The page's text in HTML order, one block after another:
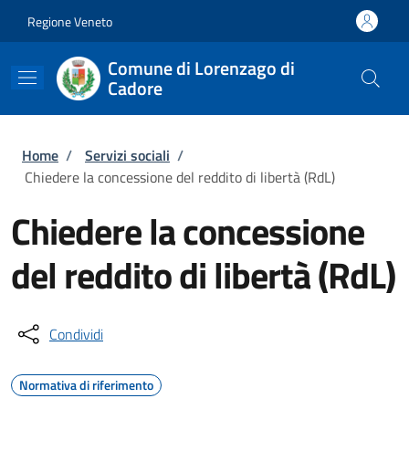
Regione Veneto
Comune di Lorenzago di
Cadore
Briciole di pane
Home / Servizi sociali /
Chiedere la concessione del reddito di libertà (RdL)
Chiedere la concessione
del reddito di libertà (RdL)
Condividi
Normativa di riferimento